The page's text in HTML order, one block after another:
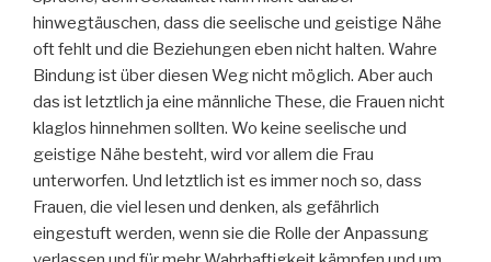
hinwegtäuschen, dass die seelische und geistige Nähe
oft fehlt und die Beziehungen eben nicht halten. Wahre
Bindung ist über diesen Weg nicht möglich. Aber auch
das ist letztlich ja eine männliche These, die Frauen nicht
klaglos hinnehmen sollten. Wo keine seelische und
geistige Nähe besteht, wird vor allem die Frau
unterworfen. Und letztlich ist es immer noch so, dass
Frauen, die viel lesen und denken, als gefährlich
eingestuft werden, wenn sie die Rolle der Anpassung